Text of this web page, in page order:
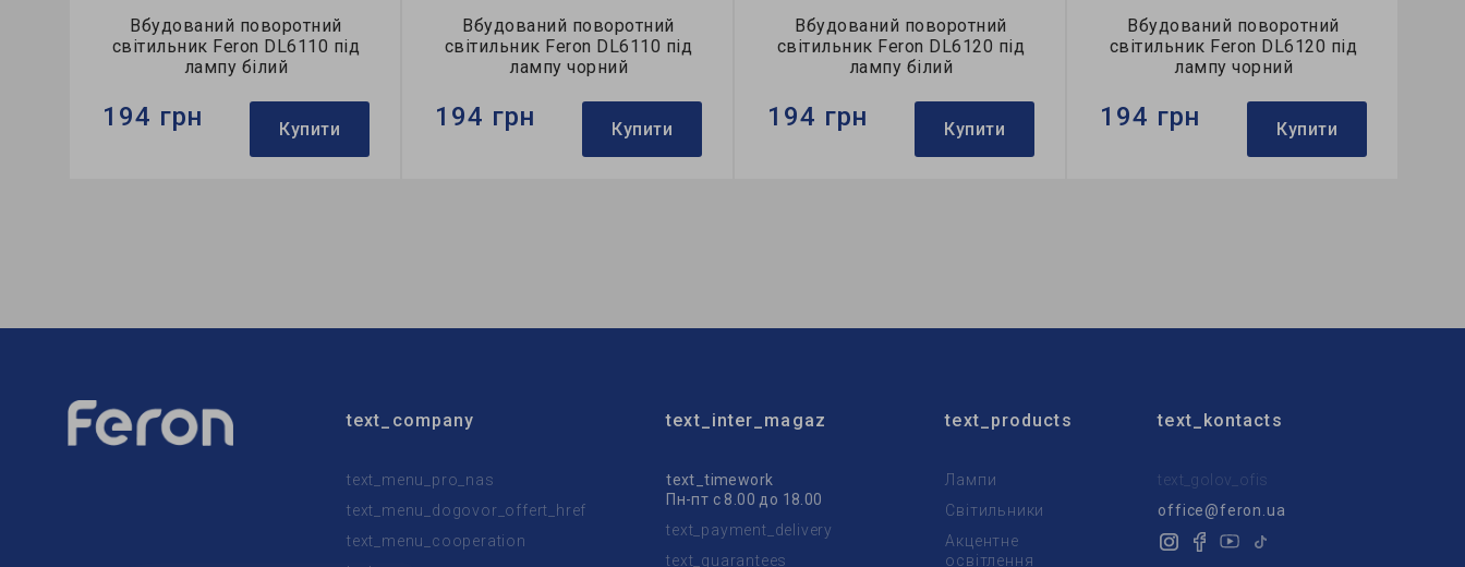
Вбудований поворотний
світильник Feron DL6110 під
лампу білий
194 грн Купити
Вбудований поворотний
світильник Feron DL6110 під
лампу чорний
194 грн Купити
Вбудований поворотний
світильник Feron DL6120 під
лампу білий
194 грн Купити
Вбудований поворотний
світильник Feron DL6120 під
лампу чорний
194 грн Купити
text_company
text_menu_pro_nas
text_menu_dogovor_offert_href
text_menu_cooperation
text_inter_magaz
text_timework
Пн-пт с 8.00 до 18.00
text_payment_delivery
text_guarantees
text_products
Лампи
Світильники
Акцентне
освітлення
text_kontacts
text_golov_ofis
office@feron.ua